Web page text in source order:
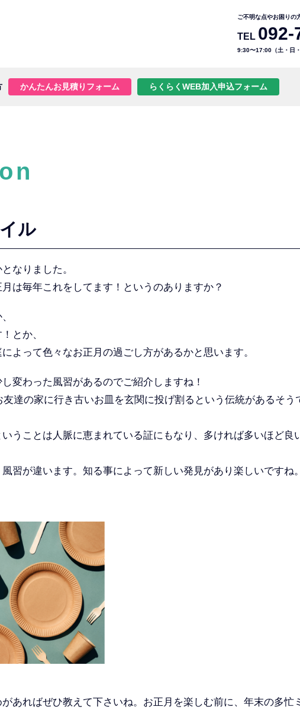
ご不明な点やお困りの
TEL 092-
9:30〜17:00（土・日
かんたんお見積りフォーム らくらくWEB加入申込フォーム
ル
なりました。
は毎年これをしてます！というのありますか？
とか、
よって色々なお正月の過ごし方があるかと思います。
変わった風習があるのでご紹介しますね！
達の家に行き古いお皿を玄関に投げ割るという伝統があるそう
うことは人脈に恵まれている証にもなり、多ければ多いほど良
風習が違います。知る事によって新しい発見があり楽しいです
あればぜひ教えて下さいね。お正月を楽しむ前に、年末の多忙